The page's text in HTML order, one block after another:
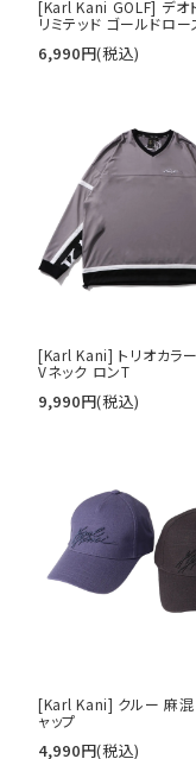
[Karl Kani GOLF] デオ
リミテッド ゴールドロー
6,990円(税込)
[Karl Kani] トリオカラー
Vネック ロンT
9,990円(税込)
[Karl Kani] クルー 麻
ャップ
4,990円(税込)